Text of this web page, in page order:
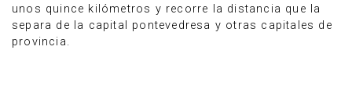
unos quince kilómetros y recorre la distancia que la
separa de la capital pontevedresa y otras capitales de
provincia.